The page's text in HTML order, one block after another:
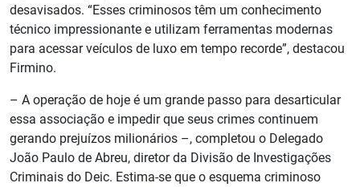
desavisados. “Esses criminosos têm um conhecimento
técnico impressionante e utilizam ferramentas modernas
para acessar veículos de luxo em tempo recorde”, destacou
Firmino.
– A operação de hoje é um grande passo para desarticular
essa associação e impedir que seus crimes continuem
gerando prejuízos milionários –, completou o Delegado
João Paulo de Abreu, diretor da Divisão de Investigações
Criminais do Deic. Estima-se que o esquema criminoso